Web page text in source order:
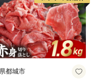
都城市